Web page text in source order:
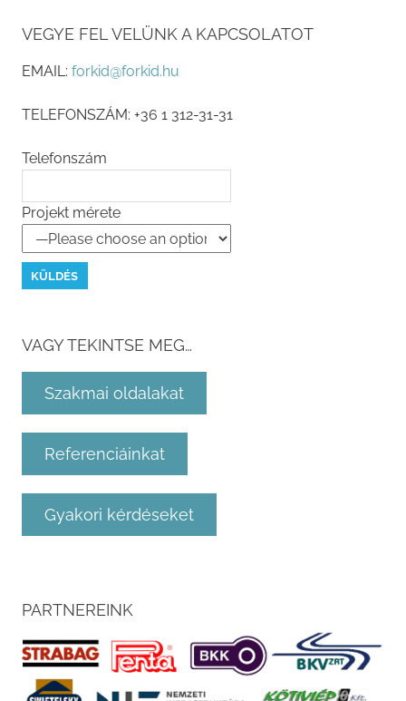
VEGYE FEL VELÜNK A KAPCSOLATOT
EMAIL: forkid@forkid.hu
TELEFONSZÁM: +36 1 312-31-31
Telefonszám
Projekt mérete
VAGY TEKINTSE MEG…
Szakmai oldalakat
Referenciáinkat
Gyakori kérdéseket
PARTNEREINK